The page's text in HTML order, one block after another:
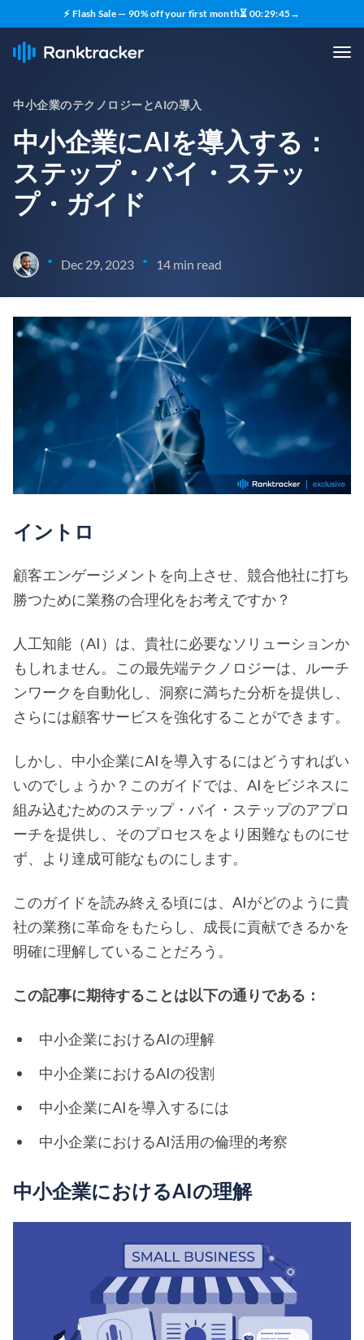
⚡ Flash Sale — 90% off your first month⏳ 00:29:43→
中小企業のテクノロジーとAIの導入
中小企業にAIを導入する：
ステップ・バイ・ステッ
プ・ガイド
• Dec 29, 2023 • 14 min read
イントロ
顧客エンゲージメントを向上させ、競合他社に打ち
勝つために業務の合理化をお考えですか？
人工知能（AI）は、貴社に必要なソリューションか
もしれません。この最先端テクノロジーは、ルーチ
ンワークを自動化し、洞察に満ちた分析を提供し、
さらには顧客サービスを強化することができます。
しかし、中小企業にAIを導入するにはどうすればい
いのでしょうか？このガイドでは、AIをビジネスに
組み込むためのステップ・バイ・ステップのアプロ
ーチを提供し、そのプロセスをより困難なものにせ
ず、より達成可能なものにします。
このガイドを読み終える頃には、AIがどのように貴
社の業務に革命をもたらし、成長に貢献できるかを
明確に理解していることだろう。
この記事に期待することは以下の通りである：
中小企業におけるAIの理解
中小企業におけるAIの役割
中小企業にAIを導入するには
中小企業におけるAI活用の倫理的考察
中小企業におけるAIの理解